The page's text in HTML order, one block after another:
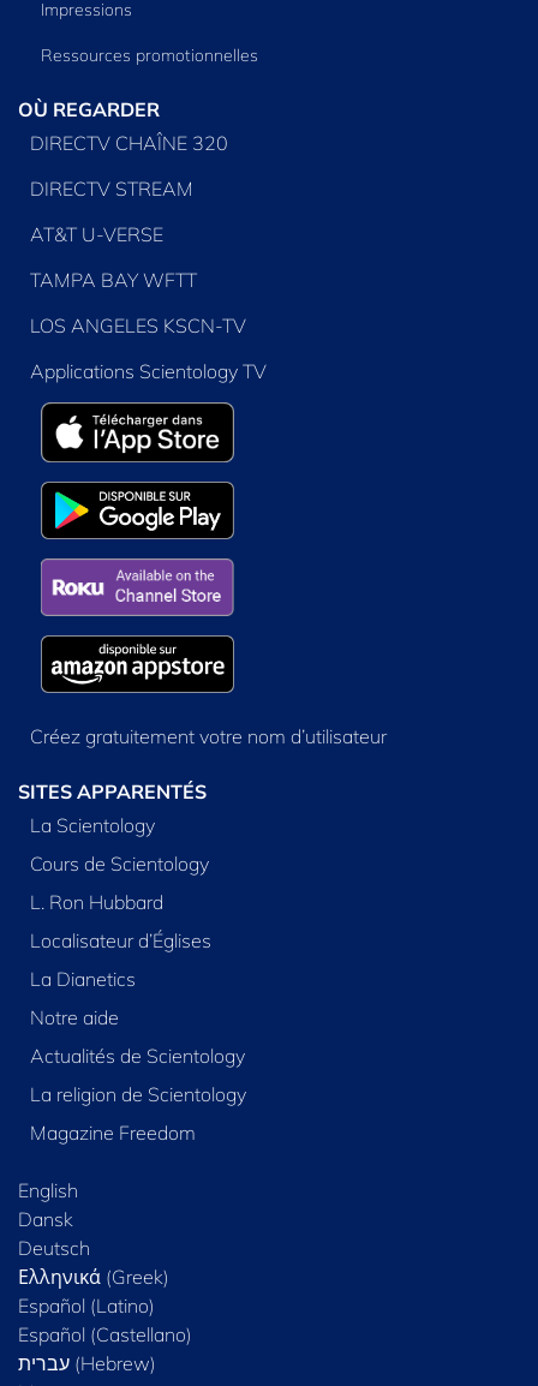
Impressions
Ressources promotionnelles
OÙ REGARDER
DIRECTV CHAÎNE 320
DIRECTV STREAM
AT&T U-VERSE
TAMPA BAY WFTT
LOS ANGELES KSCN-TV
Applications Scientology TV
Créez gratuitement votre nom d’utilisateur
SITES APPARENTÉS
La Scientology
Cours de Scientology
L. Ron Hubbard
Localisateur d’Églises
La Dianetics
Notre aide
Actualités de Scientology
La religion de Scientology
Magazine Freedom
English
Dansk
Deutsch
Ελληνικά (Greek)
Español (Latino)
Español (Castellano)